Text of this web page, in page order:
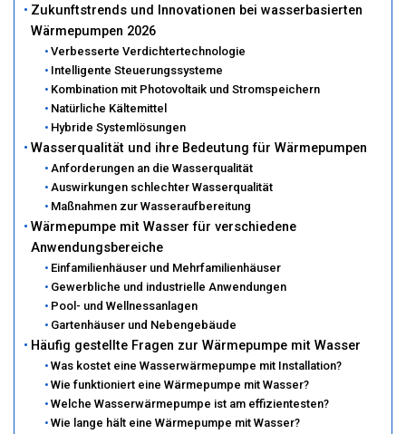
Zukunftstrends und Innovationen bei wasserbasierten
Wärmepumpen 2026
Verbesserte Verdichtertechnologie
Intelligente Steuerungssysteme
Kombination mit Photovoltaik und Stromspeichern
Natürliche Kältemittel
Hybride Systemlösungen
Wasserqualität und ihre Bedeutung für Wärmepumpen
Anforderungen an die Wasserqualität
Auswirkungen schlechter Wasserqualität
Maßnahmen zur Wasseraufbereitung
Wärmepumpe mit Wasser für verschiedene
Anwendungsbereiche
Einfamilienhäuser und Mehrfamilienhäuser
Gewerbliche und industrielle Anwendungen
Pool- und Wellnessanlagen
Gartenhäuser und Nebengebäude
Häufig gestellte Fragen zur Wärmepumpe mit Wasser
Was kostet eine Wasserwärmepumpe mit Installation?
Wie funktioniert eine Wärmepumpe mit Wasser?
Welche Wasserwärmepumpe ist am effizientesten?
Wie lange hält eine Wärmepumpe mit Wasser?